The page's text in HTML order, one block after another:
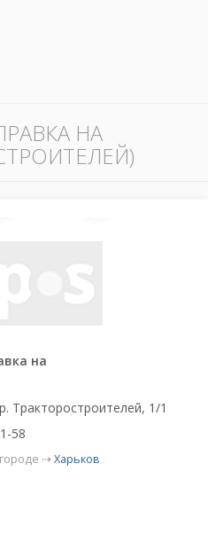
НА
на
Тракторостроителей, 1/1
58
⇢ Харьков